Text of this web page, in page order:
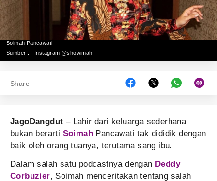
Soimah Pancawati
Sumber :
Instagram @showimah
Share
JagoDangdut – Lahir dari keluarga sederhana
bukan berarti Soimah Pancawati tak dididik dengan
baik oleh orang tuanya, terutama sang ibu.
Dalam salah satu podcastnya dengan Deddy
Corbuzier, Soimah menceritakan tentang salah